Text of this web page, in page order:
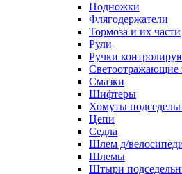
Подножки
Флягодержатели
Тормоза и их части
Рули
Ручки
Светоотражающие
Смазки
Шифтеры
Хомуты
Цепи
Седла
Шлем д/
Шлемы
Штыри